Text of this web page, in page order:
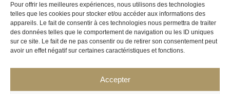
Pour offrir les meilleures expériences, nous utilisons des technologies
telles que les cookies pour stocker et/ou accéder aux informations des
appareils. Le fait de consentir à ces technologies nous permettra de traiter
des données telles que le comportement de navigation ou les ID uniques
sur ce site. Le fait de ne pas consentir ou de retirer son consentement peut
avoir un effet négatif sur certaines caractéristiques et fonctions.
Accepter
Location de tireuse à bière :
Les Frères Brasseurs à Aucamville